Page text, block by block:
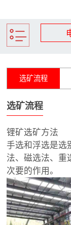
选矿流程
选矿流程
锂矿选矿方法
手选和浮选是选
法、磁选法、重
次要的作用。